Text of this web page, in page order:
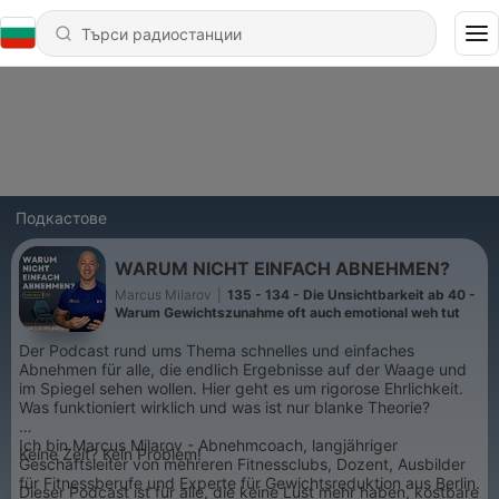
Подкастове
WARUM NICHT EINFACH ABNEHMEN?
Marcus Milarov
135 - 134 - Die Unsichtbarkeit ab 40 -
Warum Gewichtszunahme oft auch emotional weh tut
Der Podcast rund ums Thema schnelles und einfaches
Abnehmen für alle, die endlich Ergebnisse auf der Waage und
im Spiegel sehen wollen. Hier geht es um rigorose Ehrlichkeit.
Was funktioniert wirklich und was ist nur blanke Theorie?
Ich bin Marcus Milarov - Abnehmcoach, langjähriger
Geschäftsleiter von mehreren Fitnessclubs, Dozent, Ausbilder
für Fitnessberufe und Experte für Gewichtsreduktion aus Berlin.
Keine Zeit? Kein Problem!
Dieser Podcast ist für alle, die keine Lust mehr haben, kostbare